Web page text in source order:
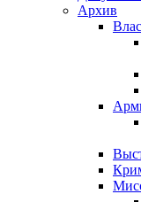
Архив